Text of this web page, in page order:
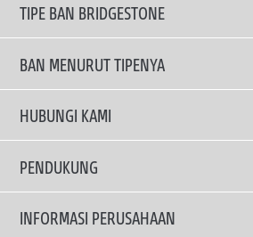
TIPE BAN BRIDGESTONE
BAN MENURUT TIPENYA
Ban ENLITEN
Ban Performa
Ban Touring
HUBUNGI KAMI
Email Kami
PENDUKUNG
Privacy Policy
INFORMASI PERUSAHAAN